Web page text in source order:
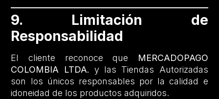
9. Limitación de
Responsabilidad
El cliente reconoce que
MERCADOPAGO
COLOMBIA LTDA. y las Tiendas Autorizadas
son los únicos responsables por la calidad e
idoneidad de los productos adquiridos.